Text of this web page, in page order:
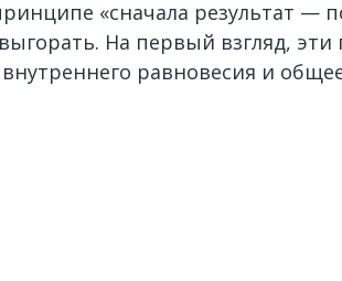
«сначала результат —
На первый взгляд, эти
равновесия и